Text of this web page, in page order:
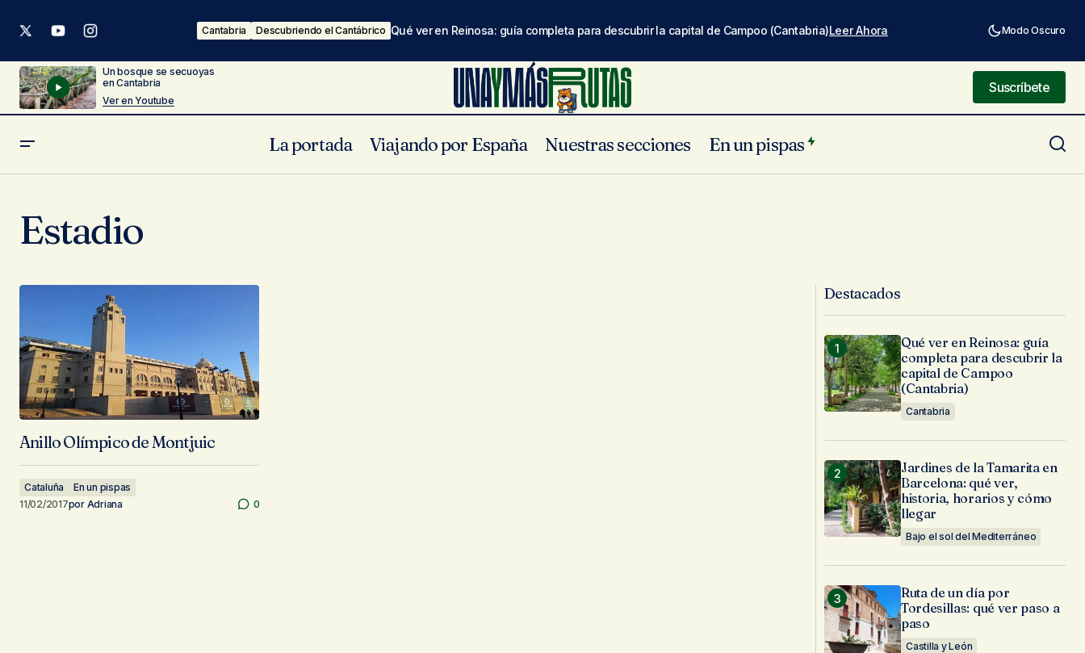
Cantabria Descubriendo el Cantábrico Qué ver en Reinosa: guía completa para descubrir la capital de Campoo (Cantabria)Leer Ahora Modo Oscuro
Un bosque se secuoyas
en Cantabria
Ver en Youtube
Suscríbete
Suscríbete
La portada Viajando por España Nuestras secciones En un pispas
Estadio
Anillo Olímpico de Montjuic
Cataluña
En un pispas
11/02/2017por Adriana 0
Destacados
Qué ver en Reinosa: guía
completa para descubrir la
capital de Campoo
(Cantabria)
Cantabria
Jardines de la Tamarita en
Barcelona: qué ver,
historia, horarios y cómo
llegar
Bajo el sol del Mediterráneo
Ruta de un día por
Tordesillas: qué ver paso a
paso
Castilla y León